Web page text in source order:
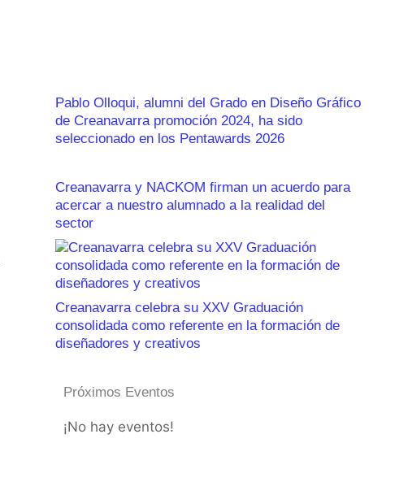
Pablo Olloqui, alumni del Grado en Diseño Gráfico
de Creanavarra promoción 2024, ha sido
seleccionado en los Pentawards 2026
Creanavarra y NACKOM firman un acuerdo para
acercar a nuestro alumnado a la realidad del
sector
Creanavarra celebra su XXV Graduación
consolidada como referente en la formación de
diseñadores y creativos
Próximos Eventos
¡No hay eventos!